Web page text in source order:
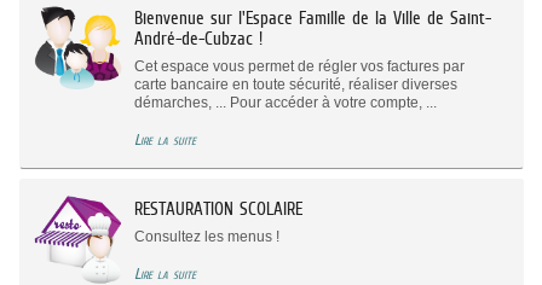
Bienvenue sur l'Espace Famille de la Ville de Saint-
André-de-Cubzac !
Cet espace vous permet de régler vos factures par
carte bancaire en toute sécurité, réaliser diverses
démarches, ... Pour accéder à votre compte, ...
Lire la suite
RESTAURATION SCOLAIRE
Consultez les menus !
Lire la suite